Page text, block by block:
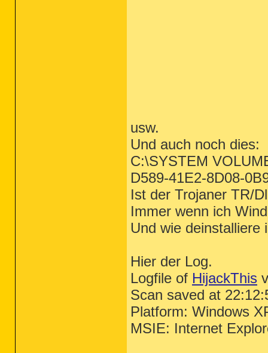
usw.
Und auch noch dies:
C:\SYSTEM
D589-41E2-8D08-
Ist der Trojaner TR/
Immer wenn ich
Und wie deinstalliere
Hier der Log.
Logfile of HijackThis
Scan saved at
Platform: Windows
MSIE: Internet